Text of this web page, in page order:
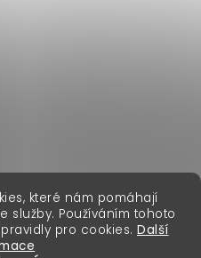
které nám pomáhají
služby. Používáním tohoto
pro cookies. Další
. Všechna práva vyhrazena.